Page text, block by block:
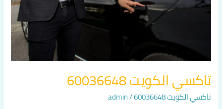
تاكسي الكويت 60036648
تاكسي الكويت 60036648 /
admin